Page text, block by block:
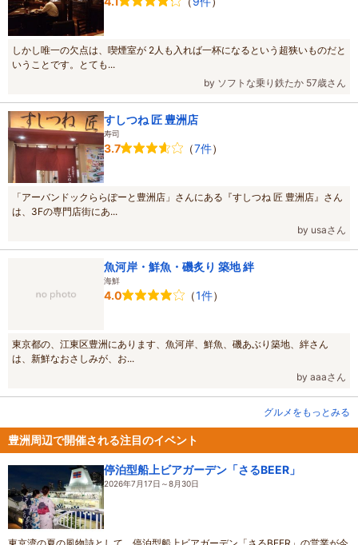
ぼ屋内★酷暑でも安心！｜親子でまなぶ 豊洲市場見学ツアー 食
育の第一歩♪｜イヤホンガイド(R)＆小冊子付♪ (小学生高学年
のお子様がいるファミリーにおススメ！)
＆小冊子付♪｜成田空港見学ツアー 第1ターミナルまるわかりコ
ース(大人向け) ファミリー・カップルにおススメ！
1週間ごとに各施設のプランの大人料金を元に、最安プランを安
い順にランキング形式にしてご紹介しています。※毎週更新
しかし唯一の欠点は、喫煙室が 2人も入れば一杯になるという超狭いものだと
いうことです。とても...
by ソフトな乗り鉄たか 57歳さん
すしつね 匠 豊洲店
寿司
3.7 （7件）
「アーバンドックららぽーと豊洲店」さんにある『すしつね 匠 豊洲店』さん
は、3Fの専門店街にあ...
by usaさん
魚河岸・鮮魚・磯炙り 築地 絆
海鮮
4.0 （1件）
東京都の、江東区豊洲にあります、魚河岸、鮮魚、磯あぶり築地、絆さん
は、新鮮なおさしみが、お...
by aaaさん
グルメをもっとみる
豊洲周辺で開催される注目のイベント
停泊型船上ビアガーデン「さるBEER」
2026年7月17日～8月30日